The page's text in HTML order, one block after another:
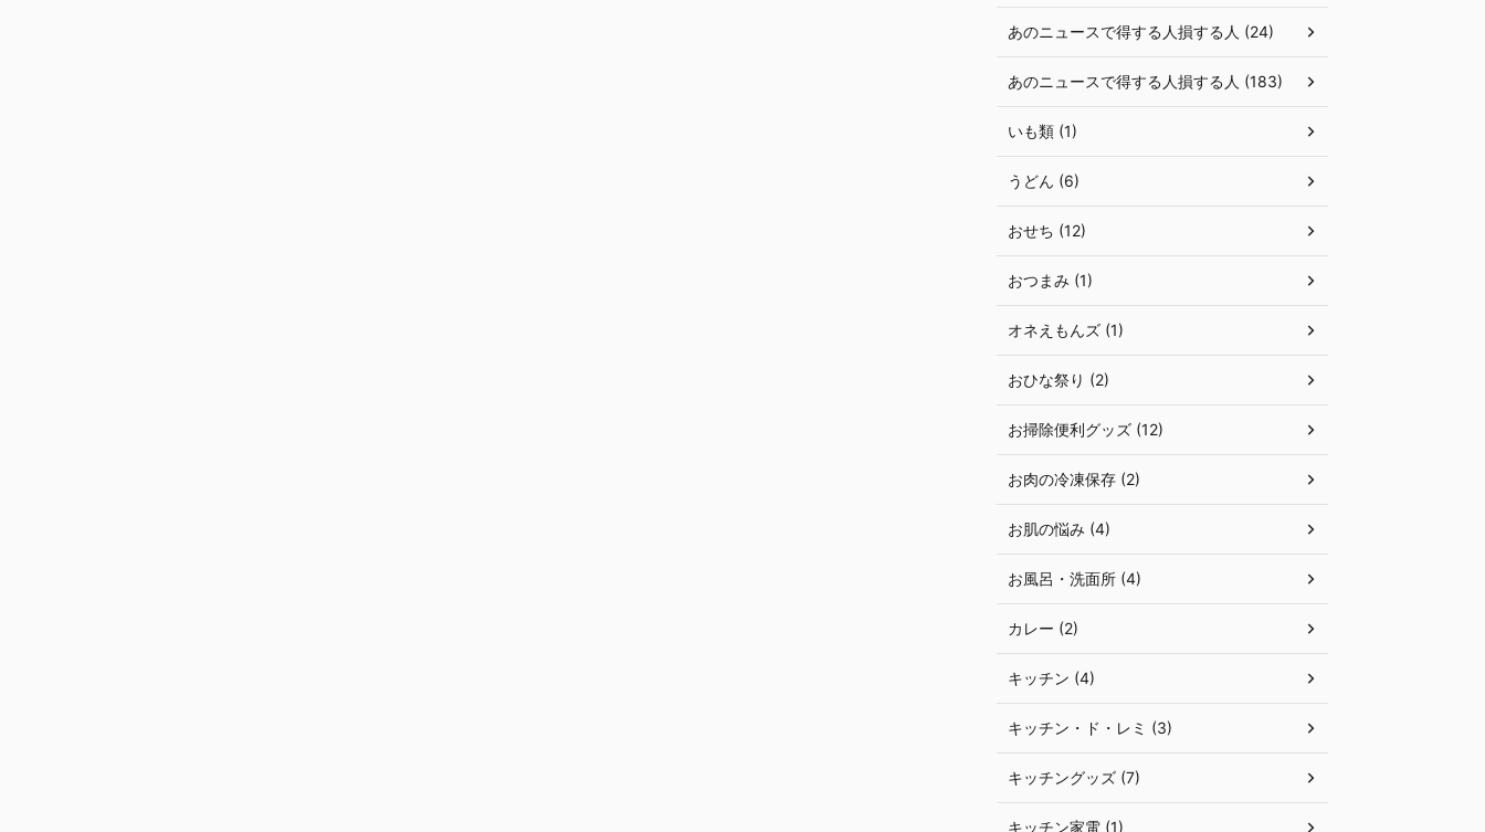
あのニュースで得する人損する人 (24)
あのニュースで得する人損する人 (183)
いも類 (1)
うどん (6)
おせち (12)
おつまみ (1)
オネえもんズ (1)
おひな祭り (2)
お掃除便利グッズ (12)
お肉の冷凍保存 (2)
お肌の悩み (4)
お風呂・洗面所 (4)
カレー (2)
キッチン (4)
キッチン・ド・レミ (3)
キッチングッズ (7)
キッチン家電 (1)